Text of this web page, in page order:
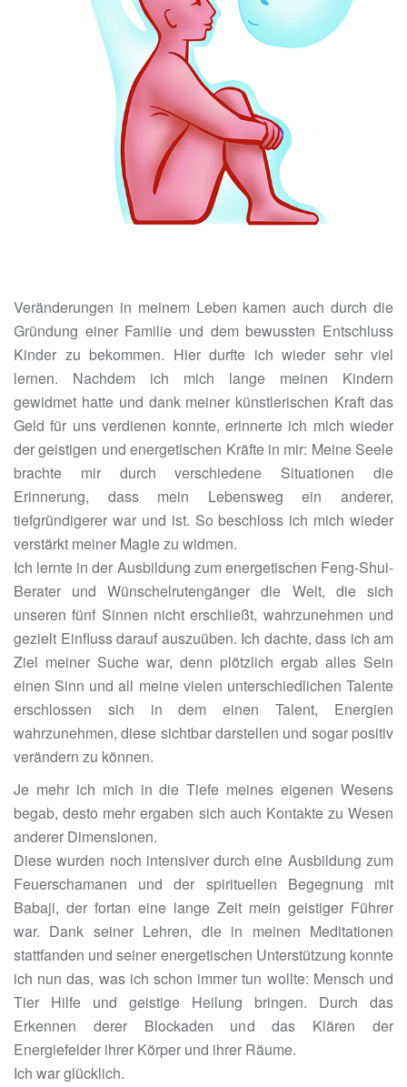
Veränderungen in meinem Leben kamen auch durch die
Gründung einer Familie und dem bewussten Entschluss
Kinder zu bekommen. Hier durfte ich wieder sehr viel
lernen. Nachdem ich mich lange meinen Kindern
gewidmet hatte und dank meiner künstlerischen Kraft das
Geld für uns verdienen konnte, erinnerte ich mich wieder
der geistigen und energetischen Kräfte in mir: Meine Seele
brachte mir durch verschiedene Situationen die
Erinnerung, dass mein Lebensweg ein anderer,
tiefgründigerer war und ist. So beschloss ich mich wieder
verstärkt meiner Magie zu widmen.
Ich lernte in der Ausbildung zum energetischen Feng-Shui-
Berater und Wünschelrutengänger die Welt, die sich
unseren fünf Sinnen nicht erschließt, wahrzunehmen und
gezielt Einfluss darauf auszuüben. Ich dachte, dass ich am
Ziel meiner Suche war, denn plötzlich ergab alles Sein
einen Sinn und all meine vielen unterschiedlichen Talente
erschlossen sich in dem einen Talent, Energien
wahrzunehmen, diese sichtbar darstellen und sogar positiv
verändern zu können.
Je mehr ich mich in die Tiefe meines eigenen Wesens
begab, desto mehr ergaben sich auch Kontakte zu Wesen
anderer Dimensionen.
Diese wurden noch intensiver durch eine Ausbildung zum
Feuerschamanen und der spirituellen Begegnung mit
Babaji, der fortan eine lange Zeit mein geistiger Führer
war. Dank seiner Lehren, die in meinen Meditationen
stattfanden und seiner energetischen Unterstützung konnte
ich nun das, was ich schon immer tun wollte: Mensch und
Tier Hilfe und geistige Heilung bringen. Durch das
Erkennen derer Blockaden und das Klären der
Energiefelder ihrer Körper und ihrer Räume.
Ich war glücklich.